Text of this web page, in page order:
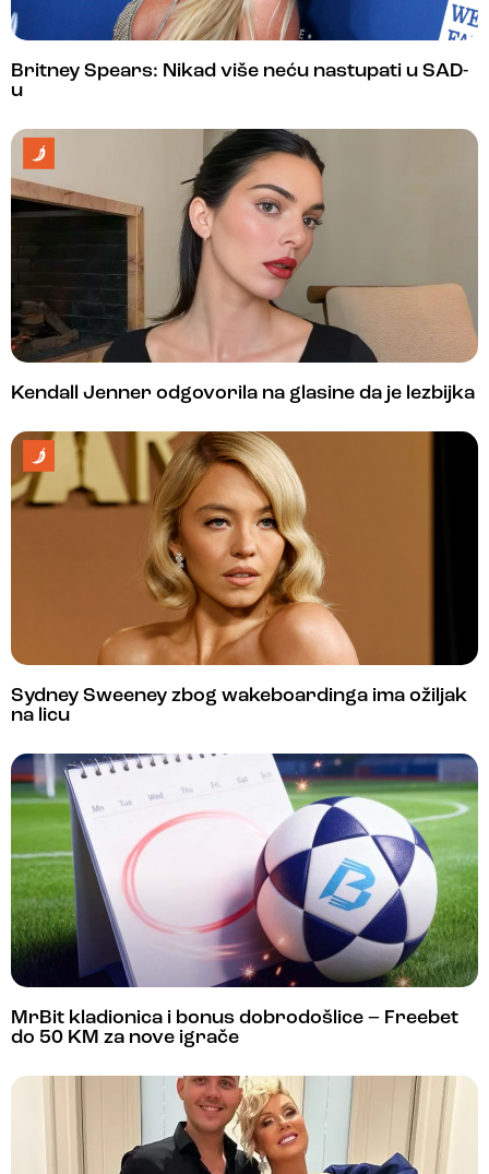
Britney Spears: Nikad više neću nastupati u SAD-
u
Kendall Jenner odgovorila na glasine da je lezbijka
Sydney Sweeney zbog wakeboardinga ima ožiljak
na licu
MrBit kladionica i bonus dobrodošlice – Freebet
do 50 KM za nove igrače